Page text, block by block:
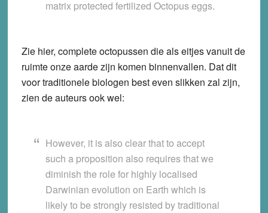
matrix protected fertilized Octopus eggs.
Zie hier, complete octopussen die als eitjes vanuit de
ruimte onze aarde zijn komen binnenvallen. Dat dit
voor traditionele biologen best even slikken zal zijn,
zien de auteurs ook wel:
However, it is also clear that to accept
such a proposition also requires that we
diminish the role for highly localised
Darwinian evolution on Earth which is
likely to be strongly resisted by traditional